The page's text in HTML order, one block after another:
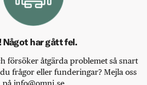
Något har gått fel.
försöker åtgärda problemet så snart
frågor eller funderingar? Mejla oss